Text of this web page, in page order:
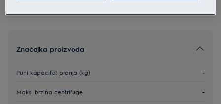
Značajka proizvoda
Puni kapacitet pranja (kg) -
Maks. brzina centrifuge -